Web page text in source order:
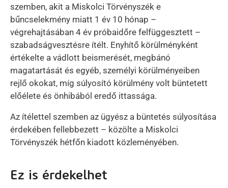
szemben, akit a Miskolci Törvényszék e
bűncselekmény miatt 1 év 10 hónap –
végrehajtásában 4 év próbaidőre felfüggesztett –
szabadságvesztésre ítélt. Enyhítő körülményként
értékelte a vádlott beismerését, megbánó
magatartását és egyéb, személyi körülményeiben
rejlő okokat, míg súlyosító körülmény volt büntetett
előélete és önhibából eredő ittassága.
Az ítélettel szemben az ügyész a büntetés súlyosítása
érdekében fellebbezett – közölte a Miskolci
Törvényszék hétfőn kiadott közleményében.
Ez is érdekelhet